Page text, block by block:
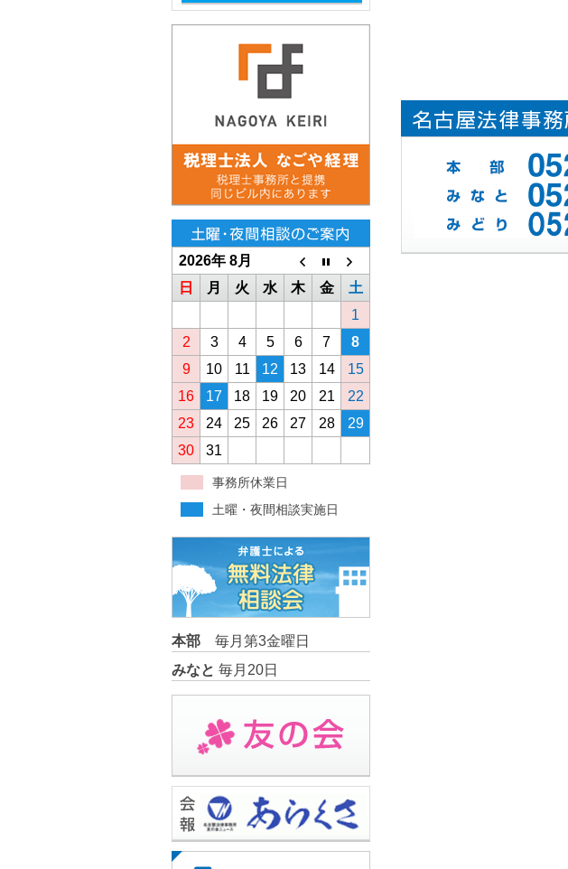
2026年 8月
日
月 火 水 木 金
土
1
2
3 4 5 6 7
8
9
10 11 12 13 14
15
16
17 18 19 20 21
22
23
24 25 26 27 28
29
30
31
事務所休業日
土曜・夜間相談実施日
本部 毎月第3金曜日
みなと 毎月20日